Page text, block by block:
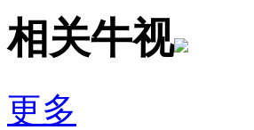
相关牛视
更多